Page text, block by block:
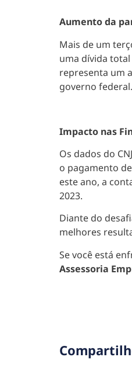
Aumento da
Mais de um
uma dívida total
representa um
governo federal.
Impacto nas
Os dados do
o pagamento
este ano, a
2023.
Diante do
melhores
Se você está
Assessoria